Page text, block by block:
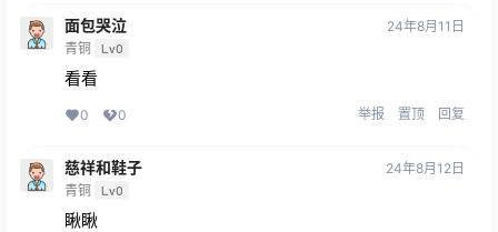
面包哭泣
青铜 Lv0
24年8月11日
看看
0 0 举报 置顶 回复
慈祥和鞋子
青铜 Lv0
24年8月12日
瞅瞅